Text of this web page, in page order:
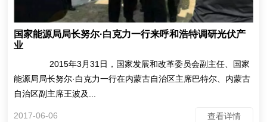
国家能源局局长努尔·白克力一行来呼和浩特调研光伏产
业
2015年3月31日，国家发展和改革委员会副主任、国家
能源局局长努尔·白克力一行在内蒙古自治区主席巴特尔、内蒙古
自治区副主席王波及...
2017-06-06 查看详情